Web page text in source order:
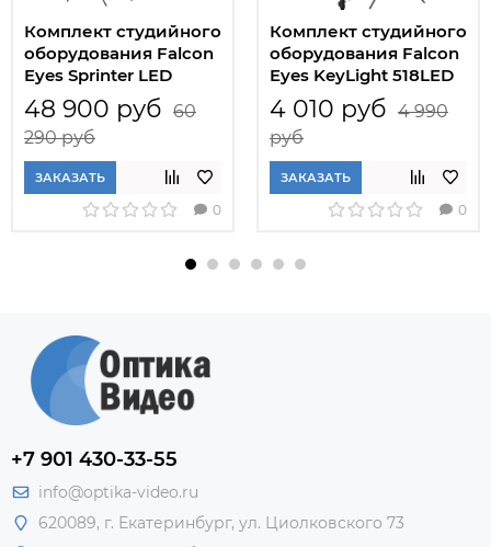
Комплект студийного
оборудования Falcon
Eyes Sprinter LED
3300-SBU Kit
48 900 руб 60
290 руб
ЗАКАЗАТЬ
0
Комплект студийного
оборудования Falcon
Eyes KeyLight 518LED
SB5070 KIT
4 010 руб 4 990
руб
ЗАКАЗАТЬ
0
+7 901 430-33-55
info@optika-video.ru
620089, г. Екатеринбург, ул. Циолковского 73